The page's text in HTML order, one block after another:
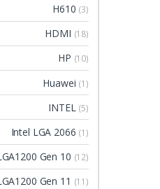
H610 (3)
HDMI (18)
HP (10)
Huawei (1)
INTEL (5)
Intel LGA 2066 (1)
Gen 10 (12)
Gen 11 (11)